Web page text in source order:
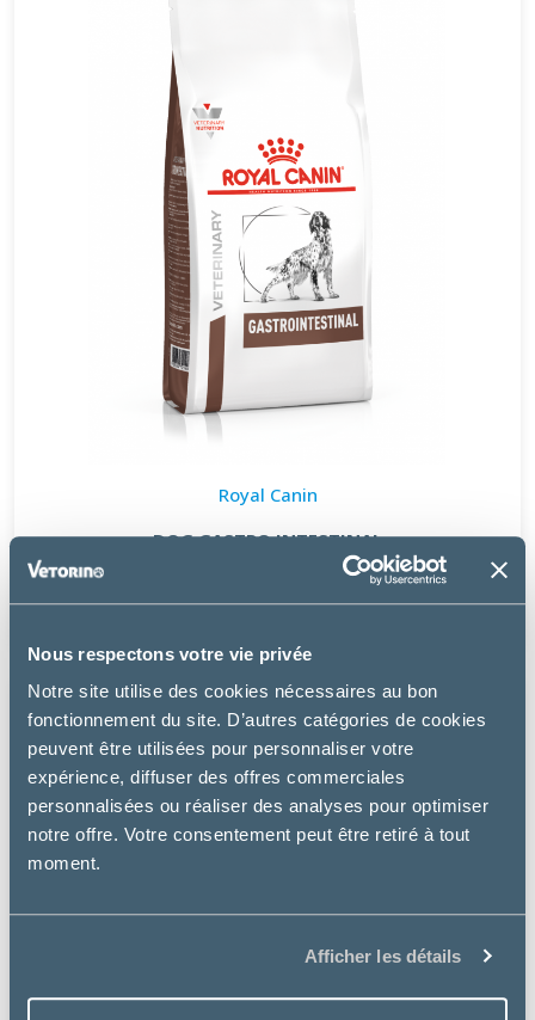
Nous respectons votre vie privée
Notre site utilise des cookies nécessaires au bon
fonctionnement du site. D’autres catégories de cookies
peuvent être utilisées pour personnaliser votre
expérience, diffuser des offres commerciales
personnalisées ou réaliser des analyses pour optimiser
notre offre. Votre consentement peut être retiré à tout
moment.
Afficher les détails
Royal Canin
DOG GASTRO INTESTINAL